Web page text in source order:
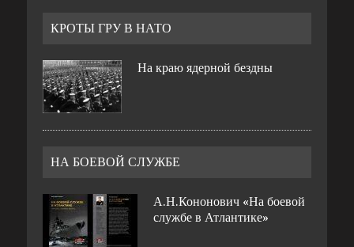
КРОТЫ ГРУ В НАТО
На краю ядерной бездны
НА БОЕВОЙ СЛУЖБЕ
А.Н.Кононович «На боевой
службе в Атлантике»